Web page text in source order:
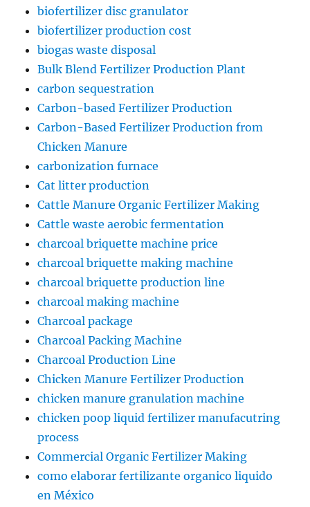
biofertilizer disc granulator
biofertilizer production cost
biogas waste disposal
Bulk Blend Fertilizer Production Plant
carbon sequestration
Carbon-based Fertilizer Production
Carbon-Based Fertilizer Production from
Chicken Manure
carbonization furnace
Cat litter production
Cattle Manure Organic Fertilizer Making
Cattle waste aerobic fermentation
charcoal briquette machine price
charcoal briquette making machine
charcoal briquette production line
charcoal making machine
Charcoal package
Charcoal Packing Machine
Charcoal Production Line
Chicken Manure Fertilizer Production
chicken manure granulation machine
chicken poop liquid fertilizer manufacutring
process
Commercial Organic Fertilizer Making
como elaborar fertilizante organico liquido
en México